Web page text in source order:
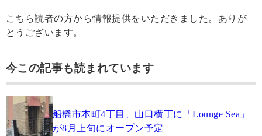
こちら読者の方から情報提供をいただきました。ありが
とうございます。
今この記事も読まれています
船橋市本町4丁目、山口横丁に「Lounge Sea」
が8月上旬にオープン予定